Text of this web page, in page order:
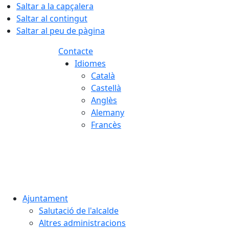
Saltar a la capçalera
Saltar al contingut
Saltar al peu de pàgina
Contacte
Idiomes
Català
Castellà
Anglès
Alemany
Francès
Ajuntament
Salutació de l'alcalde
Altres administracions